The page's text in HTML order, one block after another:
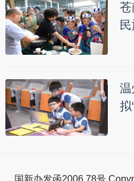
苍
温
拟